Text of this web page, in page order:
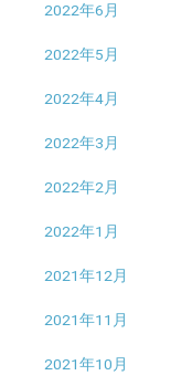
2022年6月
2022年5月
2022年4月
2022年3月
2022年2月
2022年1月
2021年12月
2021年11月
2021年10月